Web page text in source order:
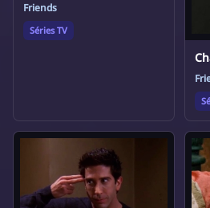
Friends
Séries TV